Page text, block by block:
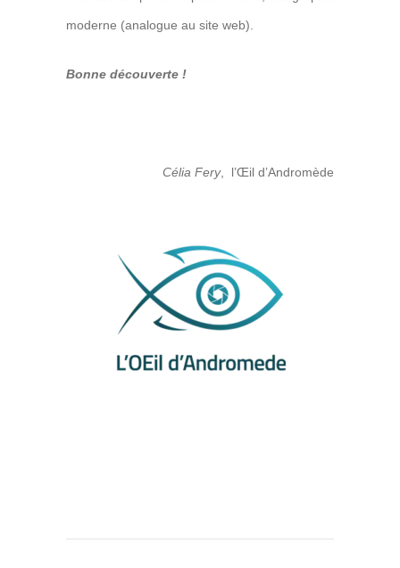
moderne (analogue au site web).
Bonne découverte !
Célia Fery, l’Œil d’Andromède